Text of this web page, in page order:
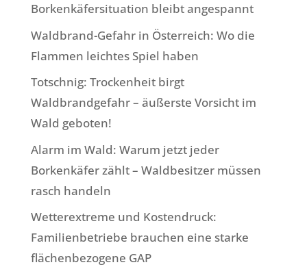
Borkenkäfersituation bleibt angespannt
Waldbrand-Gefahr in Österreich: Wo die
Flammen leichtes Spiel haben
Totschnig: Trockenheit birgt
Waldbrandgefahr – äußerste Vorsicht im
Wald geboten!
Alarm im Wald: Warum jetzt jeder
Borkenkäfer zählt – Waldbesitzer müssen
rasch handeln
Wetterextreme und Kostendruck:
Familienbetriebe brauchen eine starke
flächenbezogene GAP